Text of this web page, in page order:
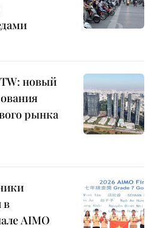
новый
рынка
в
AIMO